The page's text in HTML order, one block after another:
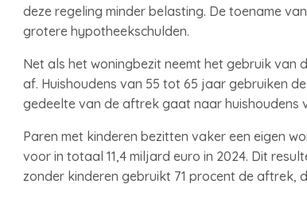
deze regeling minder belasting. De toename
grotere hypotheekschulden.
Net als het woningbezit neemt het gebruik
af. Huishoudens van 55 tot 65 jaar gebruiken
gedeelte van de aftrek gaat naar huishoudens
Paren met kinderen bezitten vaker een eigen
voor in totaal 11,4 miljard euro in 2024. Dit
zonder kinderen gebruikt 71 procent de aftrek,